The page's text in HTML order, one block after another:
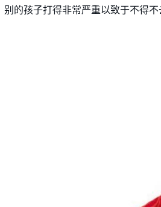
别的孩子打得非常严重以致于不得